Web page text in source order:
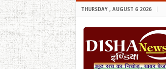
THURSDAY , AUGUST 6 2026